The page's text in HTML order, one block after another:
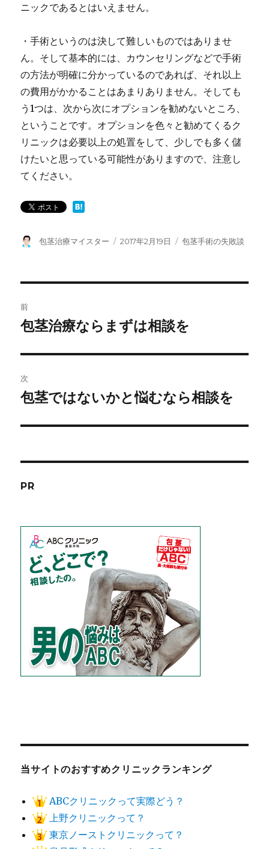
ニックであるとはいえません。
・手術というのは決して難しいものではありませ
ん。そして基本的には、カウンセリングなどで手術
の方法が明確に分かっているのであれば、それ以上
の費用がかかることはあまりありません。そしても
う1つは、次から次にオプションを勧めないところ、
ということです。オプションを色々と勧めてくるク
リニックは必要以上の処置をして、少しでも多く儲
けたいと思っている可能性がありますので、注意し
てください。
投
包茎治療マイスター
投
2017年2月19日
カ
包茎手術の失敗談
稿
ビ
ゲ
ー
前
前
投
稿:
包茎治療ならまずは相談を
次
次
投
包茎ではないかと悩むなら相談を
PR
当サイトのおすすめクリニックランキング
ABCクリニックって実際どう？
上野クリニックって？
東京ノーストクリニックって？